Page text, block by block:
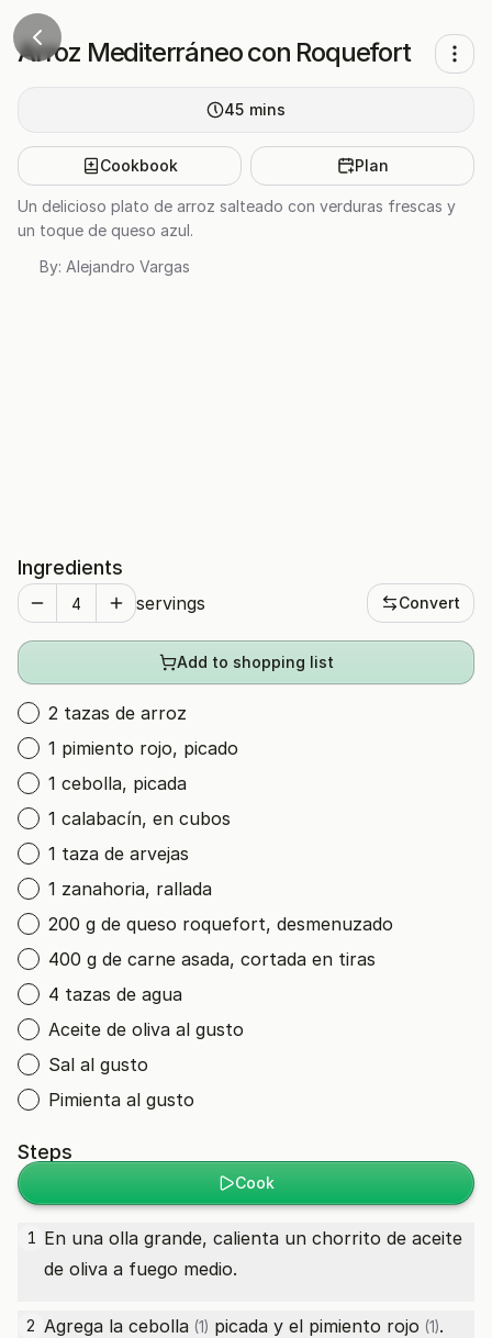
Arroz Mediterráneo con Roquefort
45 mins
Cookbook Plan
Un delicioso plato de arroz salteado con verduras frescas y
un toque de queso azul.
By: Alejandro Vargas
Ingredients
servings Convert
Add to shopping list
2 tazas de arroz
1 pimiento rojo, picado
1 cebolla, picada
1 calabacín, en cubos
1 taza de arvejas
1 zanahoria, rallada
200 g de queso roquefort, desmenuzado
400 g de carne asada, cortada en tiras
4 tazas de agua
Aceite de oliva al gusto
Sal al gusto
Pimienta al gusto
Steps
Cook
1 En una olla grande, calienta un chorrito de aceite
de oliva a fuego medio.
2 Agrega la cebolla (1) picada y el pimiento rojo (1).